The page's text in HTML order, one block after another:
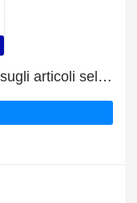
Risparmia fino al 9% di sconto sugli articoli selezionati